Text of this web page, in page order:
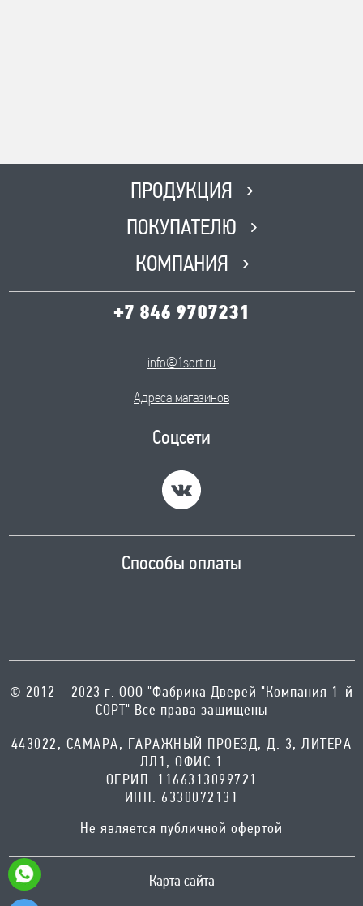
ПРОДУКЦИЯ
ПОКУПАТЕЛЮ
КОМПАНИЯ
+7 846 9707231
info@1sort.ru
Адреса магазинов
Соцсети
Способы оплаты
© 2012 – 2023 г. ООО "Фабрика Дверей "Компания 1-й
СОРТ" Все права защищены
443022, САМАРА, ГАРАЖНЫЙ ПРОЕЗД, Д. 3, ЛИТЕРА
ЛЛ1, ОФИС 1
ОГРИП: 1166313099721
ИНН: 6330072131
Не является публичной офертой
Карта сайта